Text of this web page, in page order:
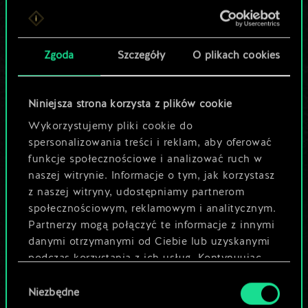
Zgoda Szczegóły O plikach cookies
Niniejsza strona korzysta z plików cookie
Wykorzystujemy pliki cookie do
spersonalizowania treści i reklam, aby oferować
funkcje społecznościowe i analizować ruch w
naszej witrynie. Informacje o tym, jak korzystasz
z naszej witryny, udostępniamy partnerom
społecznościowym, reklamowym i analitycznym.
Partnerzy mogą połączyć te informacje z innymi
danymi otrzymanymi od Ciebie lub uzyskanymi
podczas korzystania z ich usług. Kontynuując
używanie plików cookie.
zgody
Niezbędne
Lubisz grać tą talią?
Pomóż społeczności
odkryć jej
potencjał!
Nazwij talię i opisz swoją strategię
Edytuj talię
LUB